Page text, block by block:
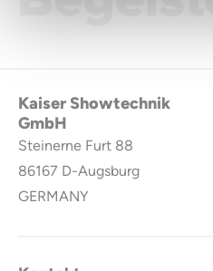
Kaiser Showtechnik
GmbH
Steinerne Furt 88
86167 D-Augsburg
GERMANY